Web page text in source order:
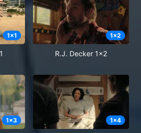
1x1 1x2
R.J. Decker 1x2
1x3 1x4